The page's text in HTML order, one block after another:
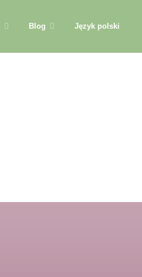
Blog Język polski